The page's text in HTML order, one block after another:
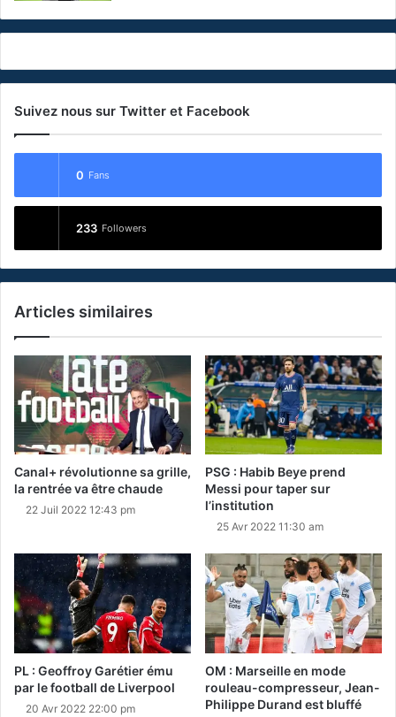
Suivez nous sur Twitter et Facebook
0 Fans
233 Followers
Articles similaires
Canal+ révolutionne sa grille,
la rentrée va être chaude
22 Juil 2022 12:43 pm
PSG : Habib Beye prend
Messi pour taper sur
l’institution
25 Avr 2022 11:30 am
PL : Geoffroy Garétier ému
par le football de Liverpool
20 Avr 2022 22:00 pm
OM : Marseille en mode
rouleau-compresseur, Jean-
Philippe Durand est bluffé